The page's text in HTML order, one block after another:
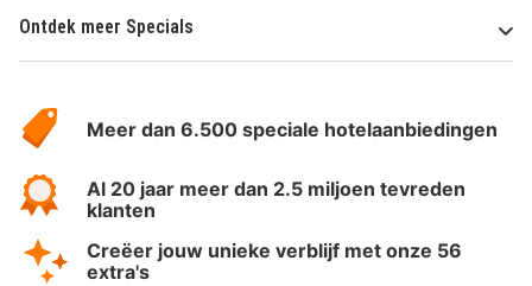
Ontdek meer Specials
HotelSpecials
Meer dan 6.500 speciale hotelaanbiedingen
Al 20 jaar meer dan 2.5 miljoen tevreden
klanten
Creëer jouw unieke verblijf met onze 56
extra's